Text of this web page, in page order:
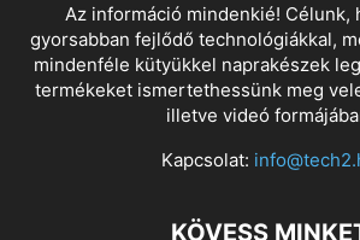
Az információ mindenkié! Célunk,
gyorsabban fejlődő technológiákkal,
mindenféle kütyükkel naprakészek
termékeket ismertethessünk meg
illetve videó
Kapcsolat:
KÖVESS